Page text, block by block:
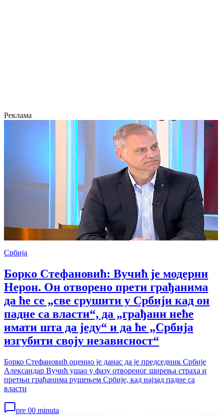
Реклама
Србија
Борко Стефановић: Вучић је модерни
Нерон. Он отворено прети грађанима
да ће се „све срушити у Србији кад он
падне са власти“, да „грађани неће
имати шта да једу“ и да ће „Србија
изгубити своју независност“
Борко Стефановић оценио је данас да је председник Србије
Александар Вучић ушао у фазу отвореног ширења страха и
претњи грађанима рушењем Србије, кад најзад падне са
власти
pre 00 minuta